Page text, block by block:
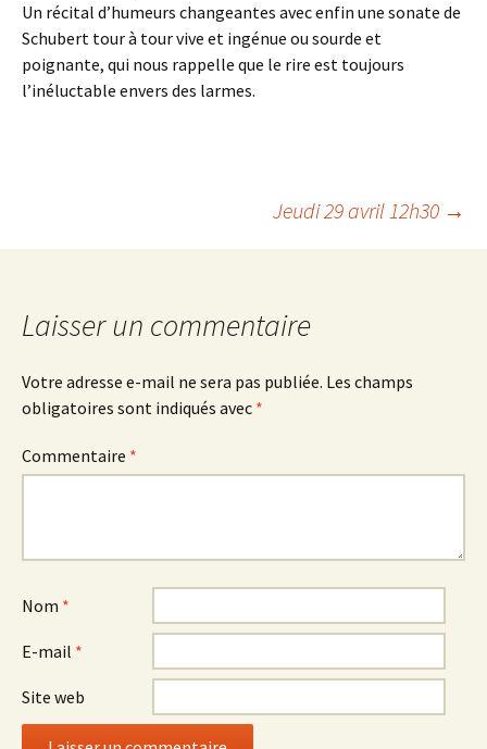
Un récital d’humeurs changeantes avec enfin une sonate de
Schubert tour à tour vive et ingénue ou sourde et
poignante, qui nous rappelle que le rire est toujours
l’inéluctable envers des larmes.
articles
Jeudi 29 avril 12h30 →
Laisser un commentaire
Votre adresse e-mail ne sera pas publiée. Les champs
obligatoires sont indiqués avec *
Commentaire *
Nom *
E-mail *
Site web